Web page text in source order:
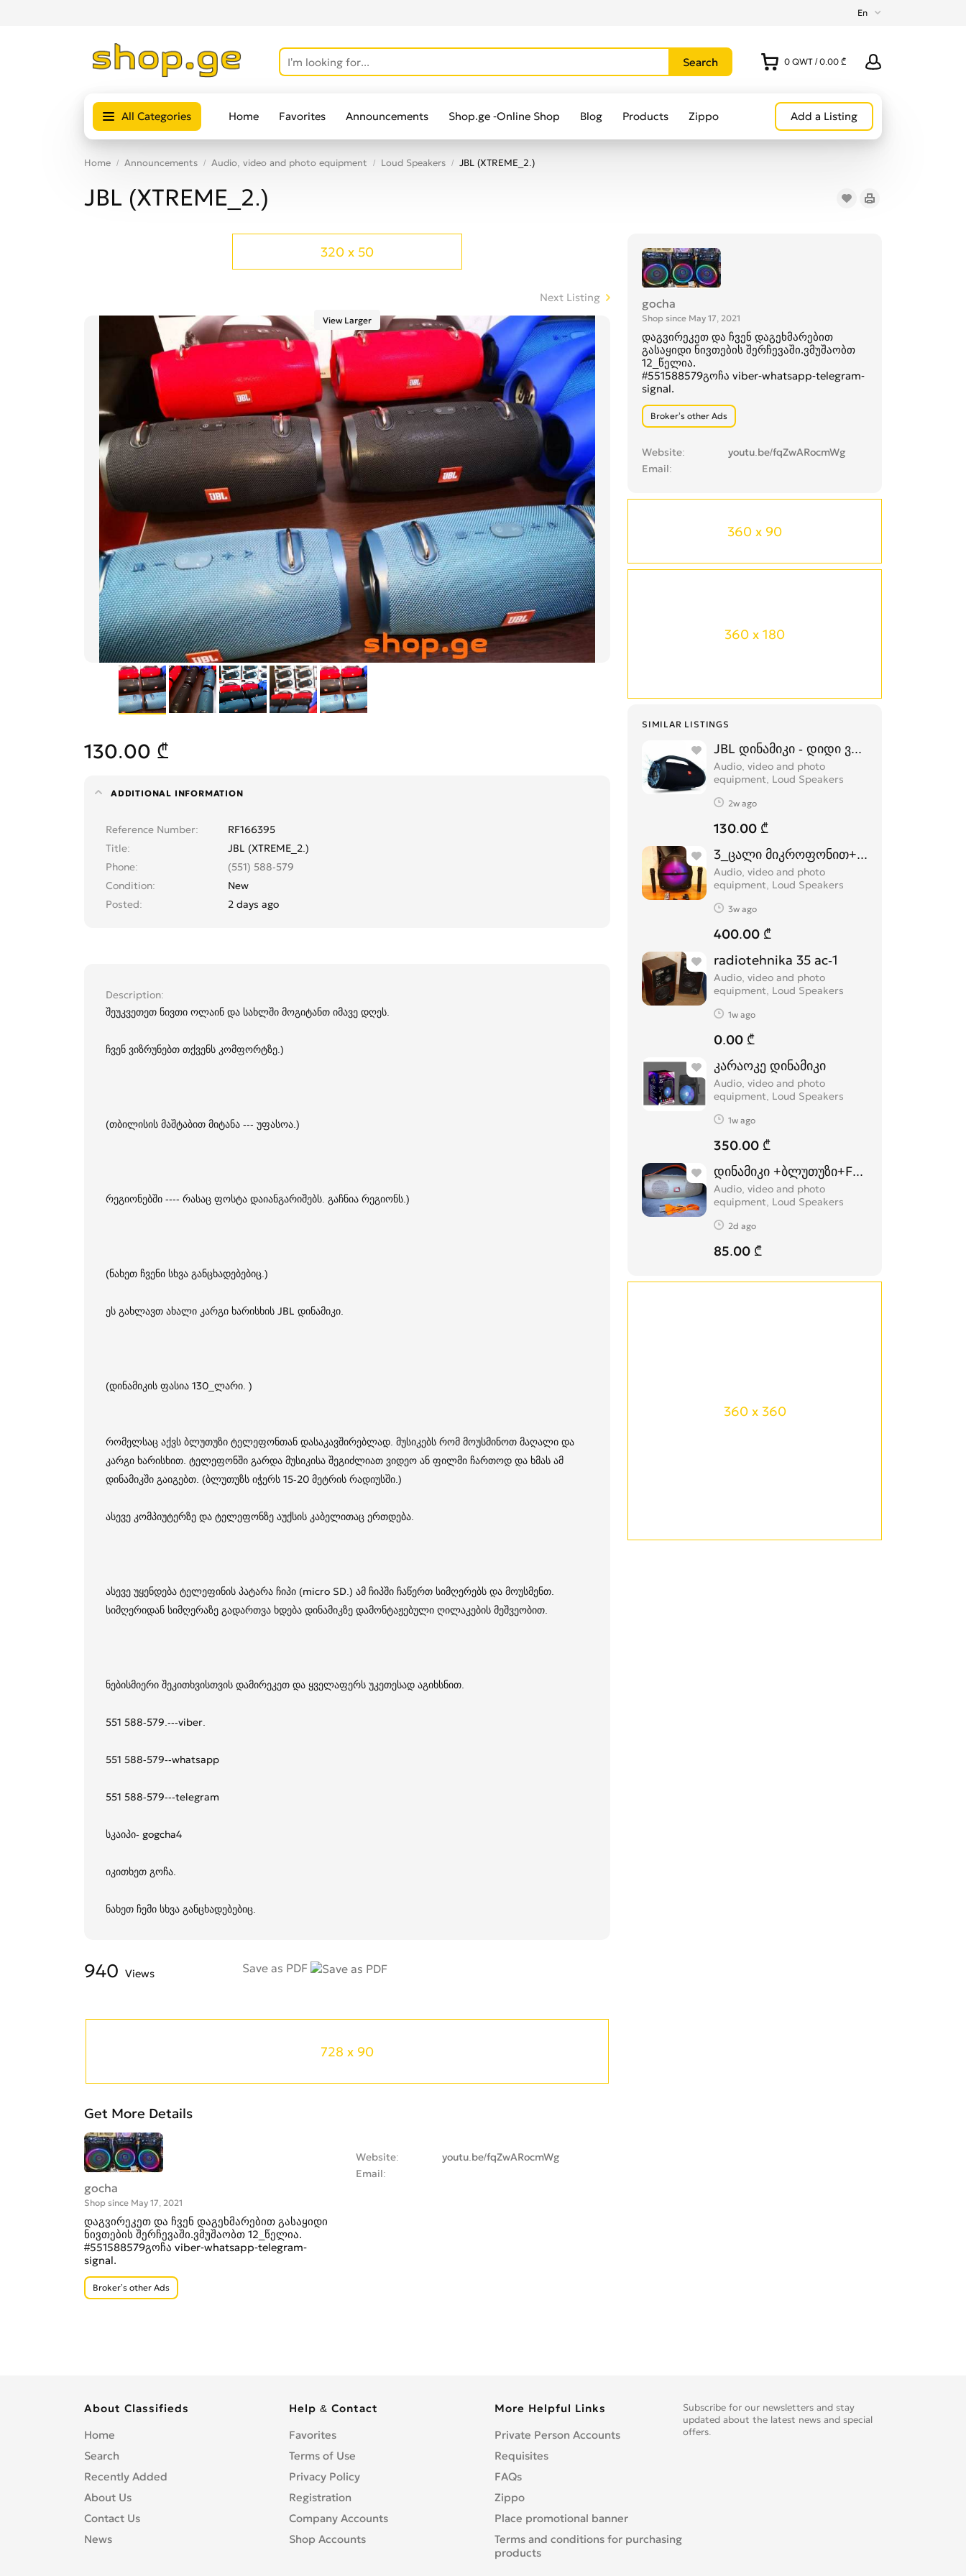
En
0 QWT / 0.00 ₾
All Categories Home Favorites Announcements Shop.ge -Online Shop Blog Products Zippo Add a Listing
Home Announcements Audio, video and photo equipment Loud Speakers JBL (XTREME_2.)
JBL (XTREME_2.)
gocha
Shop since May 17, 2021
დაგვირეკეთ და ჩვენ დაგეხმარებით
გასაყიდი ნივთების შერჩევაში.ვმუშაობთ
12_წელია.
#551588579გოჩა viber-whatsapp-telegram-
signal.
Broker’s other Ads
Website
youtu.be/fqZwARocmWg
Email
360 x 90
360 x 180
SIMILAR LISTINGS
JBL დინამიკი - დიდი ვერსია
Audio, video and photo
equipment, Loud Speakers
2w ago
130.00 ₾
3_ცალი მიკროფონით+8_გიგაბაიტიანი
Audio, video and photo
equipment, Loud Speakers
3w ago
400.00 ₾
radiotehnika 35 ac-1
Audio, video and photo
equipment, Loud Speakers
1w ago
0.00 ₾
კარაოკე დინამიკი
Audio, video and photo
equipment, Loud Speakers
1w ago
350.00 ₾
დინამიკი +ბლუთუზი+FM+USB.(K5+)
Audio, video and photo
equipment, Loud Speakers
2d ago
85.00 ₾
360 x 360
320 x 50
Next Listing
View Larger
130.00 ₾
ADDITIONAL INFORMATION
Reference Number
RF166395
Title
JBL (XTREME_2.)
Phone
(551) 588-579
Condition
New
Posted
2 days ago
Description
შეუკვეთეთ ნივთი ოლაინ და სახლში მოგიტანთ იმავე დღეს.
ჩვენ ვიზრუნებთ თქვენს კომფორტზე.)
(თბილისის მაშტაბით მიტანა --- უფასოა.)
რეგიონებში ---- რასაც ფოსტა დაიანგარიშებს. გაჩნია რეგიონს.)
(ნახეთ ჩვენი სხვა განცხადებებიც.)
ეს გახლავთ ახალი კარგი ხარისხის JBL დინამიკი.
(დინამიკის ფასია 130_ლარი. )
რომელსაც აქვს ბლუთუზი ტელეფონთან დასაკავშირებლად. მუსიკებს რომ მოუსმინოთ მაღალი და
კარგი ხარისხით. ტელეფონში გარდა მუსიკისა შეგიძლიათ ვიდეო ან ფილმი ჩართოდ და ხმას ამ
დინამიკში გაიგებთ. (ბლუთუზს იჭერს 15-20 მეტრის რადიუსში.)
ასევე კომპიუტერზე და ტელეფონზე აუქსის კაბელითაც ერთდება.
ასევე უყენდება ტელეფინის პატარა ჩიპი (micro SD.) ამ ჩიპში ჩაწერთ სიმღერებს და მოუსმენთ.
სიმღერიდან სიმღერაზე გადართვა ხდება დინამიკზე დამონტაჟებული ღილაკების მეშვეობით.
ნებისმიერი შეკითხვისთვის დამირეკეთ და ყველაფერს უკეთესად აგიხსნით.
551 588-579.---viber.
551 588-579--whatsapp
551 588-579---telegram
სკაიპი- gogcha4
იკითხეთ გოჩა.
ნახეთ ჩემი სხვა განცხადებებიც.
Save as PDF
940 Views
728 x 90
Get More Details
gocha
Shop since May 17, 2021
დაგვირეკეთ და ჩვენ დაგეხმარებით გასაყიდი
ნივთების შერჩევაში.ვმუშაობთ 12_წელია.
#551588579გოჩა viber-whatsapp-telegram-
signal.
Broker’s other Ads
Website
youtu.be/fqZwARocmWg
Email
Subscribe for our newsletters and stay
updated about the latest news and special
offers.
About Classifieds
Home
Search
Recently Added
About Us
Contact Us
News
Help & Contact
Favorites
Terms of Use
Privacy Policy
Registration
Company Accounts
Shop Accounts
More Helpful Links
Private Person Accounts
Requisites
FAQs
Zippo
Place promotional banner
Terms and conditions for purchasing
products